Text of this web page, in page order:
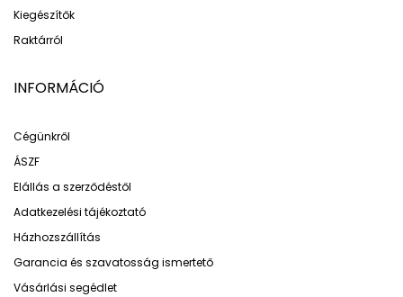
Kiegészítők
Raktárról
INFORMÁCIÓ
Cégünkről
ÁSZF
Elállás a szerződéstől
Adatkezelési tájékoztató
Házhozszállítás
Garancia és szavatosság ismertető
Vásárlási segédlet